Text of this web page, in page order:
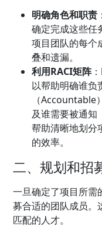
明确角色和职责
确定完成这些任
项目团队的每个
叠和遗漏。
利用RACI矩阵
以帮助明确谁负
（
及谁需要被通
帮助清晰地划分
的效率。
二、规划和招
一旦确定了项目所需
募合适的团队成员。
匹配的人才。